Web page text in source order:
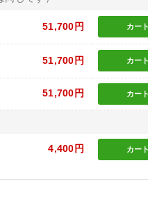
51,700円 カー
51,700円 カー
51,700円 カー
4,400円 カー